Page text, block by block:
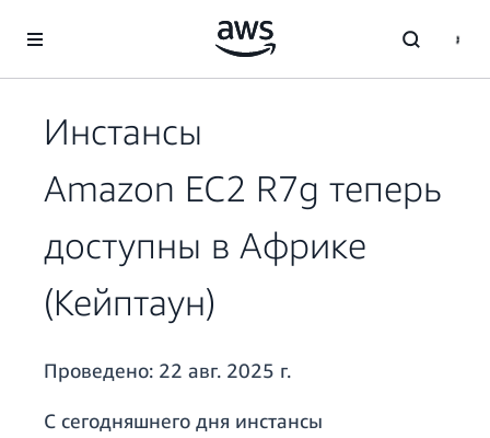
Перейти к главному контенту
Инстансы
Amazon EC2 R7g теперь
доступны в Африке
(Кейптаун)
Проведено: 22 авг. 2025 г.
С сегодняшнего дня инстансы